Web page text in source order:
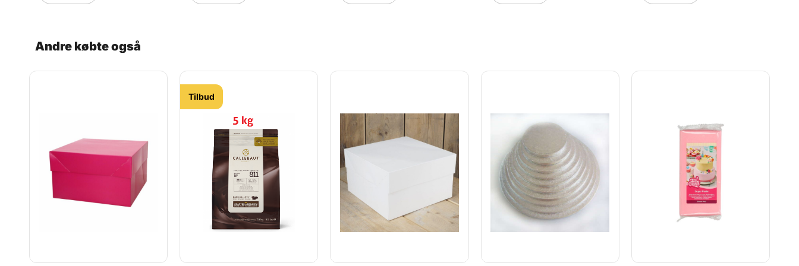
nemt kan placere eller fjerne
Egenskaber: Fremstillet i
hvidt design – passer til
enhver lejlighed Kan
genbruges ved normal brug
Størrelse: 40 x 30 x 20 cm
Pakke med 25 æsker Gør
transport og præsentation af
dine kager både praktisk og
professionel med FunCakes
Cake Box White – den
perfekte løsning for både
hjemmebagere og konditorer.
Andre købte også
Tilbud